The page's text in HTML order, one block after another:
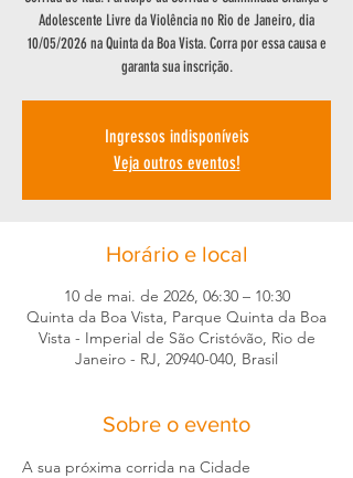
Adolescente Livre da Violência no Rio de Janeiro, dia
10/05/2026 na Quinta da Boa Vista. Corra por essa causa e
garanta sua inscrição.
Ingressos indisponíveis
Veja outros eventos!
Horário e local
10 de mai. de 2026, 06:30 – 10:30
Quinta da Boa Vista, Parque Quinta da Boa
Vista - Imperial de São Cristóvão, Rio de
Janeiro - RJ, 20940-040, Brasil
Sobre o evento
A sua próxima corrida na Cidade